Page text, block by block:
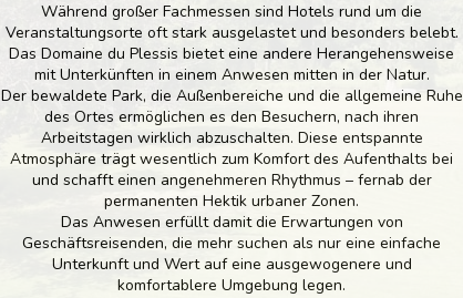
Während großer Fachmessen sind Hotels rund um die
Veranstaltungsorte oft stark ausgelastet und besonders belebt.
Das Domaine du Plessis bietet eine andere Herangehensweise
mit Unterkünften in einem Anwesen mitten in der Natur.
Der bewaldete Park, die Außenbereiche und die allgemeine Ruhe
des Ortes ermöglichen es den Besuchern, nach ihren
Arbeitstagen wirklich abzuschalten. Diese entspannte
Atmosphäre trägt wesentlich zum Komfort des Aufenthalts bei
und schafft einen angenehmeren Rhythmus – fernab der
permanenten Hektik urbaner Zonen.
Das Anwesen erfüllt damit die Erwartungen von
Geschäftsreisenden, die mehr suchen als nur eine einfache
Unterkunft und Wert auf eine ausgewogenere und
komfortablere Umgebung legen.